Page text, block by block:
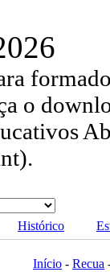
o
Histórico
Início - Recua